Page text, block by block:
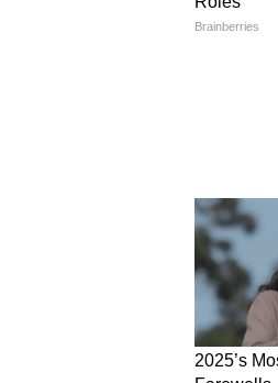
और आरोप
इससे
नहीं
नायडू का
सरकार
DSC
गठबंधन
समाज के
में
आई है,